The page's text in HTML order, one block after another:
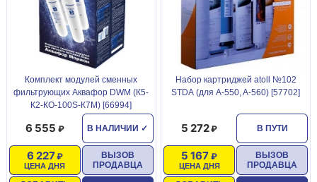
Комплект модулей сменных
фильтрующих Аквафор DWM (К5-
К2-КО-100S-К7М) [66994]
В НАЛИЧИИ ✓
6 555
ЦЕНА ДНЯ
6 227
ВЫЗОВ
ПРОДАВЦА
Набор картриджей atoll №102
STDА (для A-550, A-560) [57702]
В ПУТИ
5 272
ЦЕНА ДНЯ
5 167
ВЫЗОВ
ПРОДАВЦА